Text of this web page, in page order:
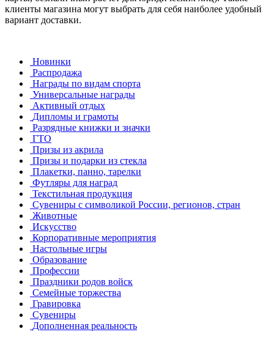
клиенты магазина могут выбрать для себя наиболее удобный
вариант доставки.
Новинки
Распродажа
Награды по видам спорта
Универсальные награды
Активный отдых
Дипломы и грамоты
Разрядные книжки и значки
ГТО
Призы из акрила
Призы и подарки из стекла
Плакетки, панно, тарелки
Футляры для наград
Текстильная продукция
Сувениры с символикой России, регионов, стран
Животные
Искусство
Корпоративные мероприятия
Настольные игры
Образование
Профессии
Праздники родов войск
Семейные торжества
Гравировка
Сувениры
Дополненная реальность